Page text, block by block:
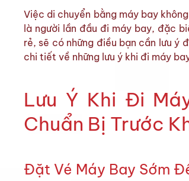
Việc di chuyển bằng máy bay
là người lần đầu đi máy bay, đặc
rẻ, sẽ có những điều bạn cần lưu ý
chi tiết về những lưu ý khi đi máy
Lưu Ý Khi Đi
Chuẩn Bị Trước
Đặt Vé Máy Bay Sớm